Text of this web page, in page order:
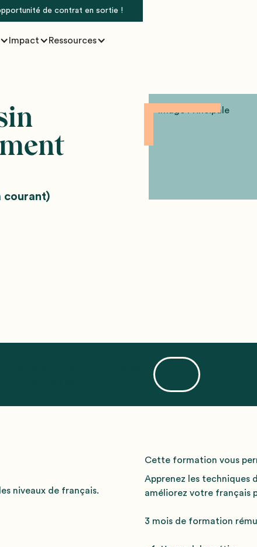
de contrat en sortie !
Impact Ressources
courant)
par mois selon profil
Une
niveaux de français.
Cette formation vous
Apprenez les techniques
améliorez votre français
3 mois de formation